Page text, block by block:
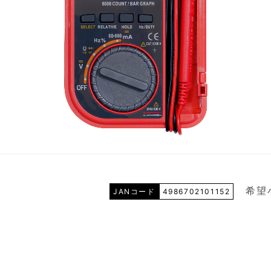
JANコード 4986702101152 希望